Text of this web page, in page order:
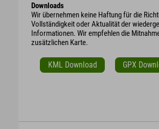
Downloads
Wir übernehmen keine Haftung für die
Vollständigkeit oder Aktualität der
Informationen. Wir empfehlen die
zusätzlichen Karte.
KML Download GPX